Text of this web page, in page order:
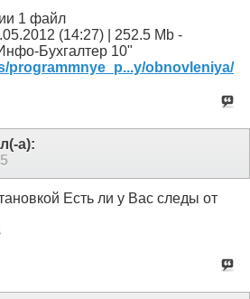
1 файл
(14:27) | 252.5 Mb -
Бухгалтер 10"
programmnye_p...y/obnovleniya/
а):
Есть ли у Вас следы от